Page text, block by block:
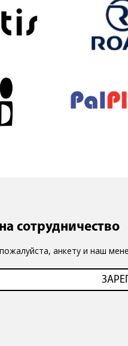
сотрудничество
анкету и наш